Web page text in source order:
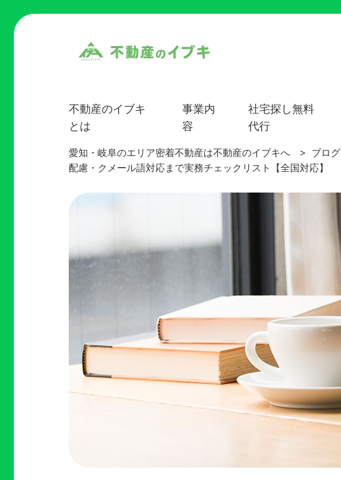
不動産のイブキ
とは
事業内
容
社宅探し無料
代行
愛知・岐阜のエリア密着不動産は不動産のイブキへ > ブログ
配慮・クメール語対応まで実務チェックリスト【全国対応】